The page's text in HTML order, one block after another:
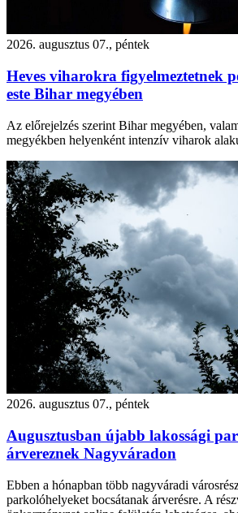
2026. augusztus 07., péntek
Heves viharokra figyelmeztetnek
este Bihar megyében
Az előrejelzés szerint Bihar megyében,
megyékben helyenként intenzív viharok
2026. augusztus 07., péntek
Augusztusban újabb lakossági
árvereznek Nagyváradon
Ebben a hónapban több nagyváradi
parkolóhelyeket bocsátanak árverésre. A